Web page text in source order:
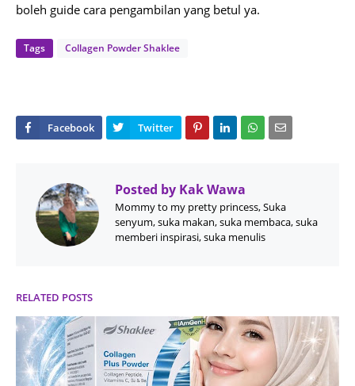
boleh guide cara pengambilan yang betul ya.
Tags Collagen Powder Shaklee
Posted by Kak Wawa
Mommy to my pretty princess, Suka
senyum, suka makan, suka membaca, suka
memberi inspirasi, suka menulis
RELATED POSTS